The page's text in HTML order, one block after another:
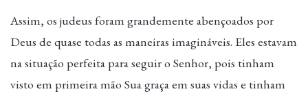
Assim, os judeus foram grandemente abençoados por
Deus de quase todas as maneiras imagináveis. Eles estavam
na situação perfeita para seguir o Senhor, pois tinham
visto em primeira mão Sua graça em suas vidas e tinham